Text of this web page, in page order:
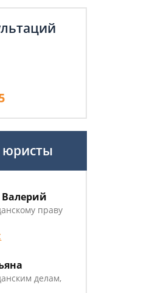
праву
делам,